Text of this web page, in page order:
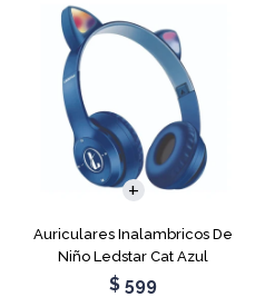
Auriculares Inalambricos De
Niño Ledstar Cat Azul
$ 599